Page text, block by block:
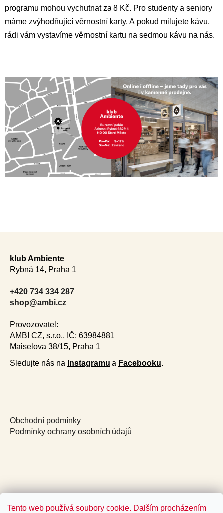
Tento web používá soubory cookie. Dalším procházením
programu mohou vychutnat za 8 Kč. Pro studenty a seniory
máme zvýhodňující věrnostní karty. A pokud milujete kávu,
rádi vám vystavíme věrnostní kartu na sedmou kávu na nás.
klub Ambiente
Rybná 14, Praha 1
+420 734 334 287
shop@ambi.cz
Provozovatel:
AMBI CZ, s.r.o., IČ: 63984881
Maiselova 38/15, Praha 1
Sledujte nás na Instagramu a Facebooku.
Obchodní podmínky
Podmínky ochrany osobních údajů